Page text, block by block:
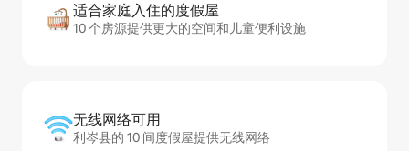
适合家庭入住的度假屋
10 个房源提供更大的空间和儿童便利设施
无线网络可用
利岑县的 10 间度假屋提供无线网络